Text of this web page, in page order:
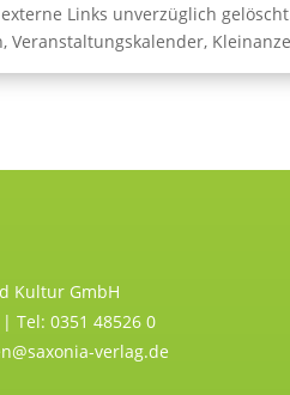
Links unverzüglich
Veranstaltungskalender,
Kultur GmbH
Tel: 0351 48526 0
verlag.de